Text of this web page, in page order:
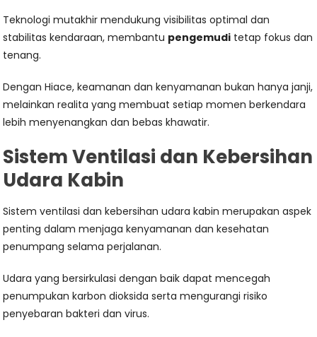
Teknologi mutakhir mendukung visibilitas optimal dan
stabilitas kendaraan, membantu pengemudi tetap fokus dan
tenang.
Dengan Hiace, keamanan dan kenyamanan bukan hanya janji,
melainkan realita yang membuat setiap momen berkendara
lebih menyenangkan dan bebas khawatir.
Sistem Ventilasi dan Kebersihan
Udara Kabin
Sistem ventilasi dan kebersihan udara kabin merupakan aspek
penting dalam menjaga kenyamanan dan kesehatan
penumpang selama perjalanan.
Udara yang bersirkulasi dengan baik dapat mencegah
penumpukan karbon dioksida serta mengurangi risiko
penyebaran bakteri dan virus.